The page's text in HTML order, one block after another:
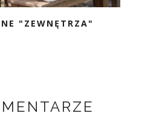
"ZEWNĘTRZA"